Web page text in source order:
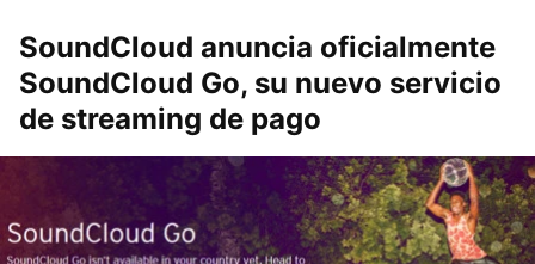
SoundCloud anuncia oficialmente
SoundCloud Go, su nuevo servicio
de streaming de pago